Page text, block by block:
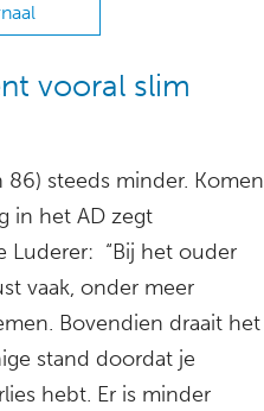
vooral slim
steeds minder. Komen
in het AD zegt
Luderer: “Bij het ouder
vaak, onder meer
Bovendien draait het
stand doordat je
hebt. Er is minder